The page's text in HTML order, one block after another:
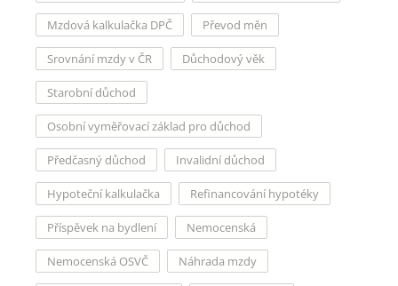
Mzdová kalkulačka DPČ Převod měn
Srovnání mzdy v ČR Důchodový věk
Starobní důchod
Osobní vyměřovací základ pro důchod
Předčasný důchod Invalidní důchod
Hypoteční kalkulačka Refinancování hypotéky
Příspěvek na bydlení Nemocenská
Nemocenská OSVČ Náhrada mzdy